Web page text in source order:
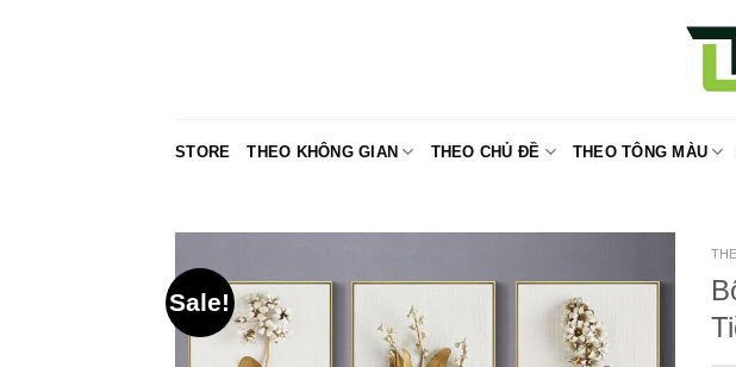
STORE THEO KHÔNG GIAN THEO CHỦ ĐỀ THEO TÔNG MÀU
Sale!